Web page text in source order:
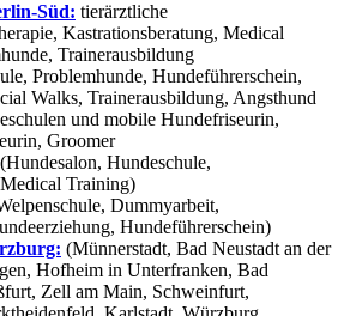
Süd: tierärztliche
Kastrationsberatung, Medical
Trainerausbildung
Problemhunde, Hundeführerschein,
Walks, Trainerausbildung, Angsthund
und mobile Hundefriseurin,
Groomer
(Hundesalon, Hundeschule,
Training)
Dummyarbeit,
Hundeführerschein)
(Münnerstadt, Bad Neustadt an der
Hofheim in Unterfranken, Bad
Zell am Main, Schweinfurt,